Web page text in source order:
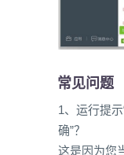
常见问题
1、运行提
确”？
这是因为您